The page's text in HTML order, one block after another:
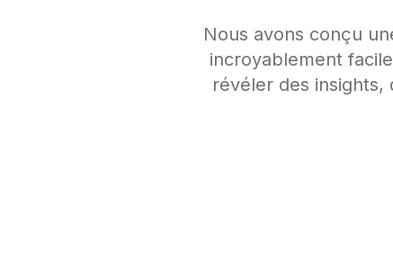
Nous avons conçu
incroyablement
révéler des insights,